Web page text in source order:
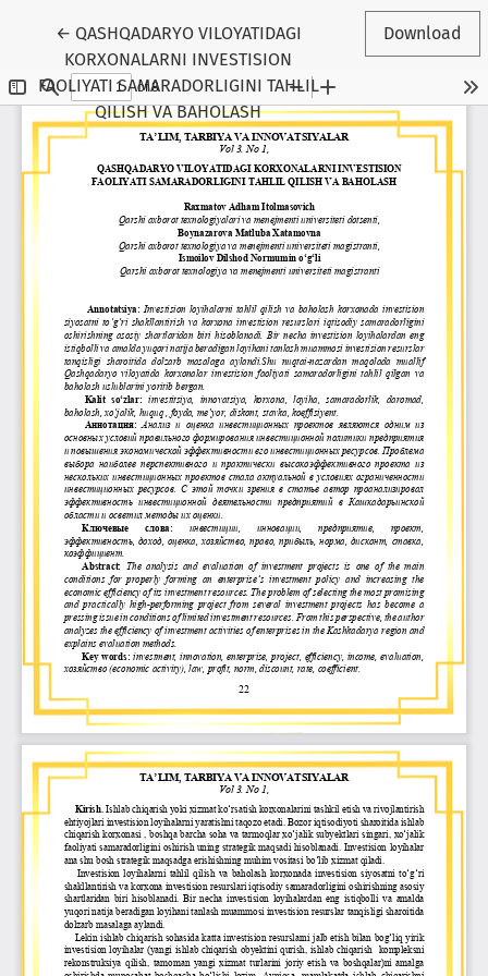
← Return to Article Details
QASHQADARYO VILOYATIDAGI
KORXONALARNI INVESTISION
FAOLIYATI SAMARADORLIGINI TAHLIL
QILISH VA BAHOLASH
Download